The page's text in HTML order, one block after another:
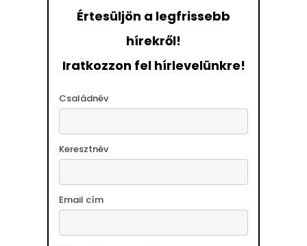
Értesüljön a legfrissebb
hírekről!
Iratkozzon fel hírlevelünkre!
Családnév
Keresztnév
Email cím